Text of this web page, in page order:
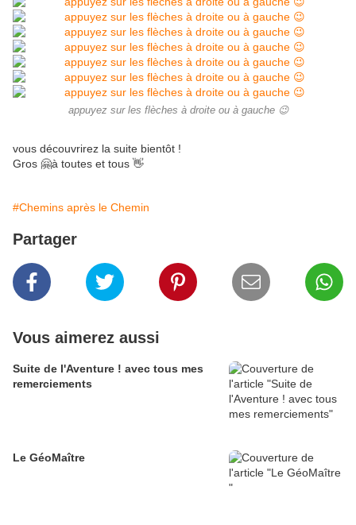
appuyez sur les flèches à droite ou à gauche 😉
vous découvrirez la suite bientôt !
Gros 🤗à toutes et tous 👋
#Chemins après le Chemin
Partager
Vous aimerez aussi
Suite de l'Aventure ! avec tous mes
remerciements
Le GéoMaître